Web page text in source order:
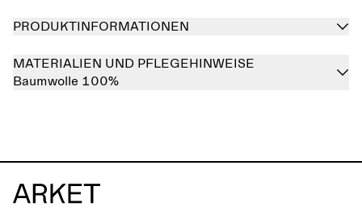
PRODUKTINFORMATIONEN
MATERIALIEN UND PFLEGEHINWEISE
Baumwolle 100%